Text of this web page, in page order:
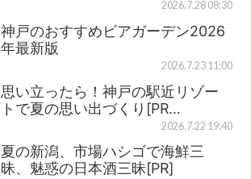
2026.7.28 08:30
神戸のおすすめビアガーデン2026
年最新版
2026.7.23 11:00
思い立ったら！神戸の駅近リゾー
トで夏の思い出づくり[PR…
2026.7.22 19:40
夏の新潟、市場ハシゴで海鮮三
昧、魅惑の日本酒三昧[PR]